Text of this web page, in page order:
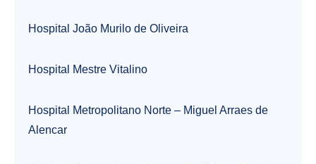
Hospital João Murilo de Oliveira
Hospital Mestre Vitalino
Hospital Metropolitano Norte – Miguel Arraes de
Alencar